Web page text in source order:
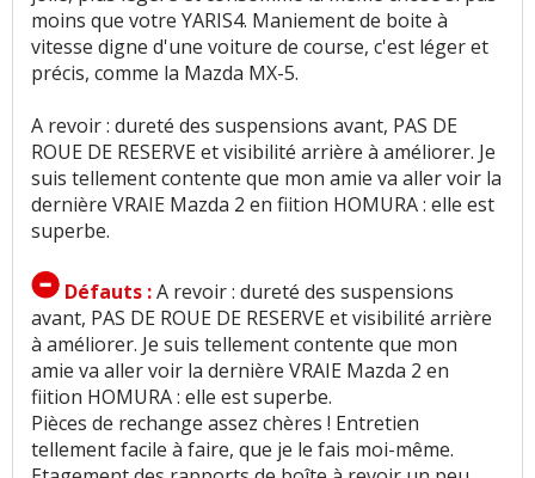
moins que votre YARIS4. Maniement de boite à
vitesse digne d'une voiture de course, c'est léger et
précis, comme la Mazda MX-5.
A revoir : dureté des suspensions avant, PAS DE
ROUE DE RESERVE et visibilité arrière à améliorer. Je
suis tellement contente que mon amie va aller voir la
dernière VRAIE Mazda 2 en fiition HOMURA : elle est
superbe.
Défauts :A revoir : dureté des suspensions
avant, PAS DE ROUE DE RESERVE et visibilité arrière
à améliorer. Je suis tellement contente que mon
amie va aller voir la dernière VRAIE Mazda 2 en
fiition HOMURA : elle est superbe.
Pièces de rechange assez chères ! Entretien
tellement facile à faire, que je le fais moi-même.